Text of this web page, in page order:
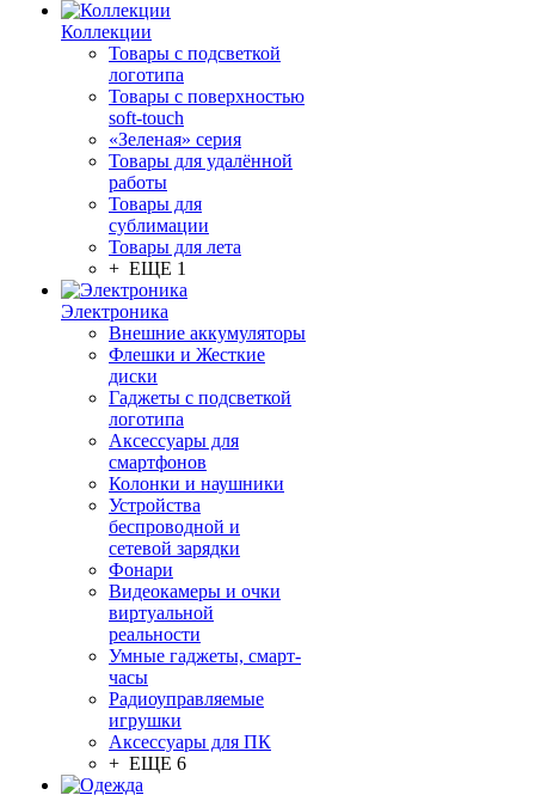
Коллекции
Товары с подсветкой
логотипа
Товары с поверхностью
soft-touch
«Зеленая» серия
Товары для удалённой
работы
Товары для
сублимации
Товары для лета
+ ЕЩЕ 1
Электроника
Внешние аккумуляторы
Флешки и Жесткие
диски
Гаджеты с подсветкой
логотипа
Аксессуары для
смартфонов
Колонки и наушники
Устройства
беспроводной и
сетевой зарядки
Фонари
Видеокамеры и очки
виртуальной
реальности
Умные гаджеты, смарт-
часы
Радиоуправляемые
игрушки
Аксессуары для ПК
+ ЕЩЕ 6